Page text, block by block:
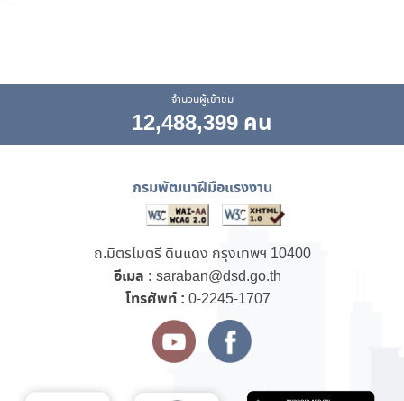
จำนวนผู้เข้าชม
12,488,399 คน
กรมพัฒนาฝีมือแรงงาน
ถ.มิตรไมตรี ดินแดง กรุงเทพฯ 10400
อีเมล : saraban@dsd.go.th
โทรศัพท์ : 0-2245-1707